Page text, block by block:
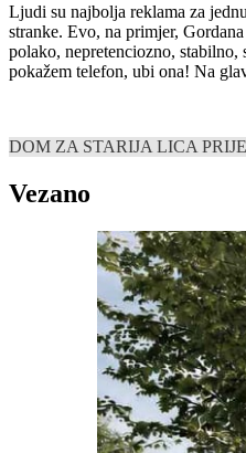
Ljudi su najbolja reklama za
stranke. Evo, na primjer,
polako, nepretenciozno,
pokažem telefon, ubi ona! Na
DOM ZA STARIJA LICA
Vezano